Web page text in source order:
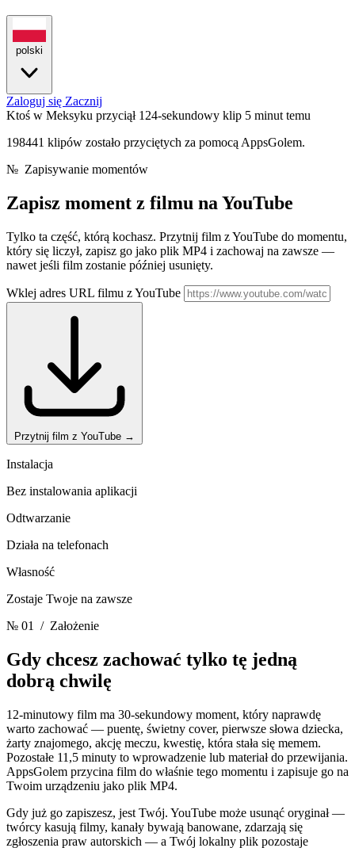
polski
Zaloguj się Zacznij
Ktoś w Meksyku przyciął 124-sekundowy klip 5 minut temu
198441 klipów zostało przyciętych za pomocą AppsGolem.
№ Zapisywanie momentów
Zapisz moment z filmu na YouTube
Tylko ta część, którą kochasz. Przytnij film z YouTube do momentu,
który się liczył, zapisz go jako plik MP4 i zachowaj na zawsze —
nawet jeśli film zostanie później usunięty.
Wklej adres URL filmu z YouTube
Przytnij film z YouTube →
Instalacja
Bez instalowania aplikacji
Odtwarzanie
Działa na telefonach
Własność
Zostaje Twoje na zawsze
№ 01
/ Założenie
Gdy chcesz zachować tylko tę jedną
dobrą chwilę
12-minutowy film ma 30-sekundowy moment, który naprawdę
warto zachować — puentę, świetny cover, pierwsze słowa dziecka,
żarty znajomego, akcję meczu, kwestię, która stała się memem.
Pozostałe 11,5 minuty to wprowadzenie lub materiał do przewijania.
AppsGolem przycina film do właśnie tego momentu i zapisuje go na
Twoim urządzeniu jako plik MP4.
Gdy już go zapiszesz, jest Twój. YouTube może usunąć oryginał —
twórcy kasują filmy, kanały bywają banowane, zdarzają się
zgłoszenia praw autorskich — a Twój lokalny plik pozostaje